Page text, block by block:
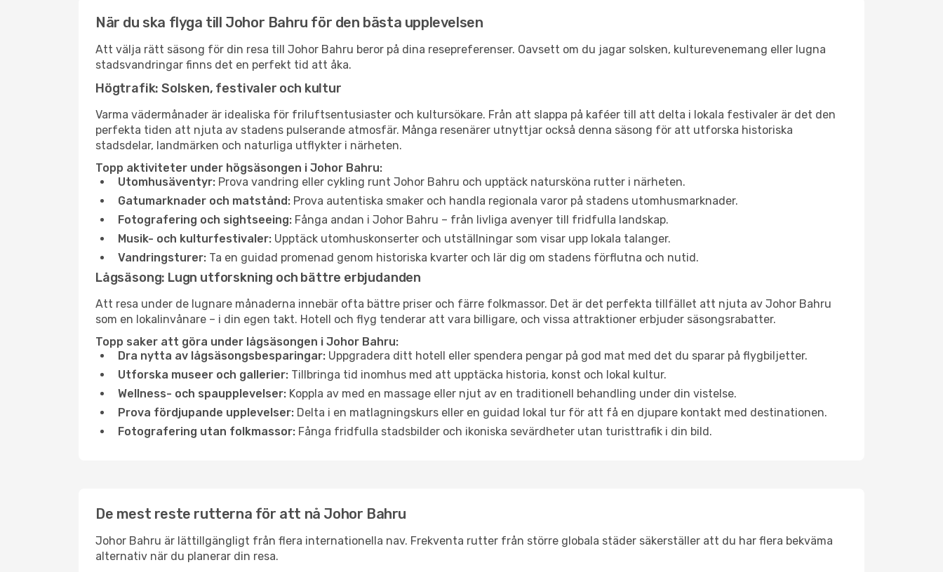
När du ska flyga till Johor Bahru för den bästa upplevelsen
Att välja rätt säsong för din resa till Johor Bahru beror på dina resepreferenser. Oavsett om du jagar solsken, kulturevenemang eller lugna
stadsvandringar finns det en perfekt tid att åka.
Högtrafik: Solsken, festivaler och kultur
Varma vädermånader är idealiska för friluftsentusiaster och kultursökare. Från att slappa på kaféer till att delta i lokala festivaler är det den
perfekta tiden att njuta av stadens pulserande atmosfär. Många resenärer utnyttjar också denna säsong för att utforska historiska
stadsdelar, landmärken och naturliga utflykter i närheten.
Topp aktiviteter under högsäsongen i Johor Bahru:
Utomhusäventyr: Prova vandring eller cykling runt Johor Bahru och upptäck natursköna rutter i närheten.
Gatumarknader och matstånd: Prova autentiska smaker och handla regionala varor på stadens utomhusmarknader.
Fotografering och sightseeing: Fånga andan i Johor Bahru – från livliga avenyer till fridfulla landskap.
Musik- och kulturfestivaler: Upptäck utomhuskonserter och utställningar som visar upp lokala talanger.
Vandringsturer: Ta en guidad promenad genom historiska kvarter och lär dig om stadens förflutna och nutid.
Lågsäsong: Lugn utforskning och bättre erbjudanden
Att resa under de lugnare månaderna innebär ofta bättre priser och färre folkmassor. Det är det perfekta tillfället att njuta av Johor Bahru
som en lokalinvånare – i din egen takt. Hotell och flyg tenderar att vara billigare, och vissa attraktioner erbjuder säsongsrabatter.
Topp saker att göra under lågsäsongen i Johor Bahru:
Dra nytta av lågsäsongsbesparingar: Uppgradera ditt hotell eller spendera pengar på god mat med det du sparar på flygbiljetter.
Utforska museer och gallerier: Tillbringa tid inomhus med att upptäcka historia, konst och lokal kultur.
Wellness- och spaupplevelser: Koppla av med en massage eller njut av en traditionell behandling under din vistelse.
Prova fördjupande upplevelser: Delta i en matlagningskurs eller en guidad lokal tur för att få en djupare kontakt med destinationen.
Fotografering utan folkmassor: Fånga fridfulla stadsbilder och ikoniska sevärdheter utan turisttrafik i din bild.
De mest reste rutterna för att nå Johor Bahru
Johor Bahru är lättillgängligt från flera internationella nav. Frekventa rutter från större globala städer säkerställer att du har flera bekväma
alternativ när du planerar din resa.